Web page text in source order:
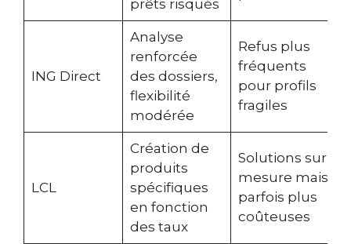
prêts risqués
ING Direct
Analyse
renforcée
des dossiers,
flexibilité
modérée
Refus plus
fréquents
pour profils
fragiles
LCL
Création de
produits
spécifiques
en fonction
des taux
Solutions sur
mesure mais
parfois plus
coûteuses